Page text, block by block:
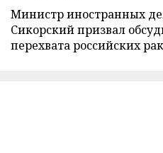
Министр иностранных
Сикорский призвал
перехвата российских